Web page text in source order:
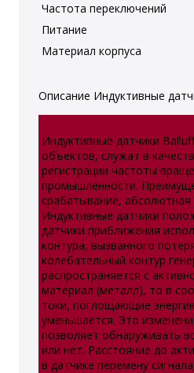
Частота переключений
Питание
Материал корпуса
Описание Индуктивные
Индуктивные датчики
объектов, служат в
регистрации частоты
промышленности.
срабатывание,
Индуктивные датчики
датчики приближения
контура, вызванного
колебательный контур
распространяется с
материал (металл), то в
токи, поглощающие
уменьшается. Это
позволяет обнаруживать
или нет. Расстояние до
в датчике перемену